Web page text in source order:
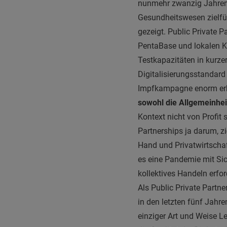
nunmehr zwanzig
Gesundheitswesen
gezeigt. Public Private
PentaBase und lokalen
Testkapazitäten in
Digitalisierungsstandard
Impfkampagne enorm
sowohl die
Kontext nicht von Profit
Partnerships ja darum,
Hand und
es eine Pandemie mit
kollektives Handeln
Als Public Private
in den letzten fünf
einziger Art und Weise